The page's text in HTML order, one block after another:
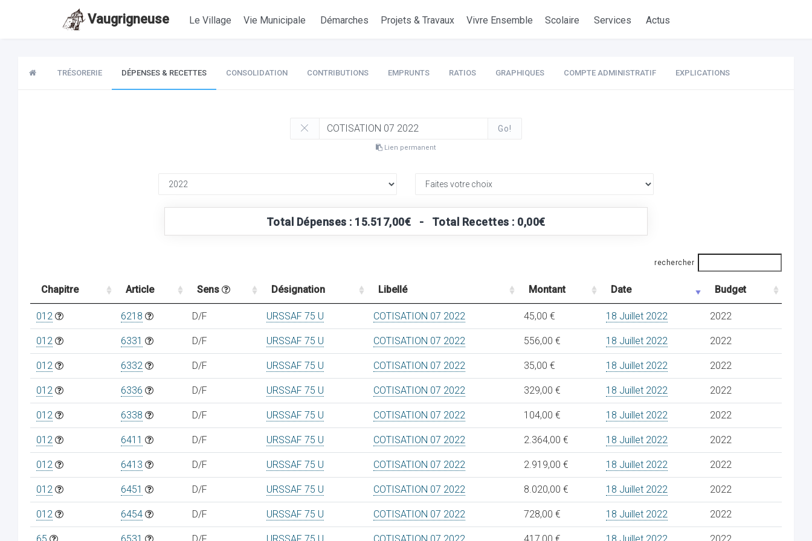
Vaugrigneuse Le Village Vie Municipale Démarches Projets & Travaux Vivre Ensemble Scolaire Services Actus
TRÉSORERIE DÉPENSES & RECETTES CONSOLIDATION CONTRIBUTIONS EMPRUNTS RATIOS GRAPHIQUES COMPTE ADMINISTRATIF EXPLICATIONS
Go!
Lien permanent
Total Dépenses : 15.517,00€ - Total Recettes : 0,00€
rechercher
Chapitre Article Sens Désignation Libellé Montant Date Budget
012 6218 D/F URSSAF 75 U COTISATION 07 2022 45,00 € 18 Juillet 2022 2022
012 6331 D/F URSSAF 75 U COTISATION 07 2022 556,00 € 18 Juillet 2022 2022
012 6332 D/F URSSAF 75 U COTISATION 07 2022 35,00 € 18 Juillet 2022 2022
012 6336 D/F URSSAF 75 U COTISATION 07 2022 329,00 € 18 Juillet 2022 2022
012 6338 D/F URSSAF 75 U COTISATION 07 2022 104,00 € 18 Juillet 2022 2022
012 6411 D/F URSSAF 75 U COTISATION 07 2022 2.364,00 € 18 Juillet 2022 2022
012 6413 D/F URSSAF 75 U COTISATION 07 2022 2.919,00 € 18 Juillet 2022 2022
012 6451 D/F URSSAF 75 U COTISATION 07 2022 8.020,00 € 18 Juillet 2022 2022
012 6454 D/F URSSAF 75 U COTISATION 07 2022 728,00 € 18 Juillet 2022 2022